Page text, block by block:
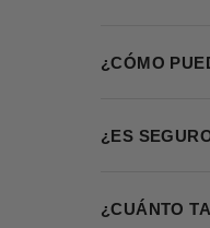
¿CÓMO
¿ES
¿CUÁNTO